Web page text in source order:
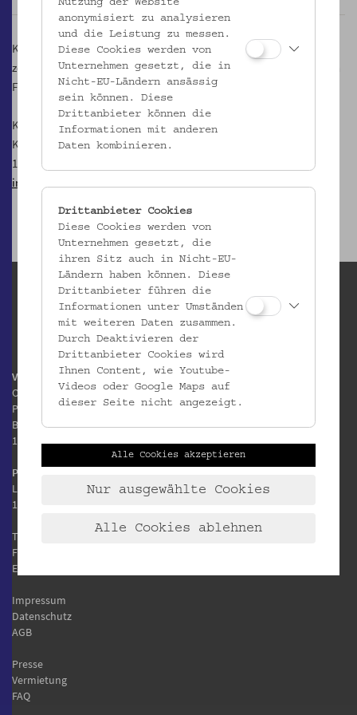
Künstlerinnen und Künstlern, die kein eigenes Atelier besitzen,
zeigen im Rahmen der Eröffnungsveranstaltung und an den beiden
Folgetagen im Volkskundemuseum Wien ihre Arbeiten.
Kontakt:
Kulturverein Freundinnen und Freunde der Josefstadt
1080 Wien, Schmidgasse 18
im-achten-herum@gmx.at
Volkskundemuseum Wien
Otto Wagner Areal
Pavillon 1
Baumgartner Höhe 1
1140 Wien
Postanschrift:
Laudongasse 15-19
1080 Wien
T:
F: +43 1 406 89 05.88
E:
Impressum
Datenschutz
AGB
Presse
Vermietung
FAQ
Nutzung der Website
anonymisiert zu analysieren
und die Leistung zu messen.
Diese Cookies werden von
Unternehmen gesetzt, die in
Nicht-EU-Ländern ansässig
sein können. Diese
Drittanbieter können die
Informationen mit anderen
Daten kombinieren.
Drittanbieter Cookies
Diese Cookies werden von
Unternehmen gesetzt, die
ihren Sitz auch in Nicht-EU-
Ländern haben können. Diese
Drittanbieter führen die
Informationen unter Umständen
mit weiteren Daten zusammen.
Durch Deaktivieren der
Drittanbieter Cookies wird
Ihnen Content, wie Youtube-
Videos oder Google Maps auf
dieser Seite nicht angezeigt.
Alle Cookies akzeptieren
Nur ausgewählte Cookies
Alle Cookies ablehnen